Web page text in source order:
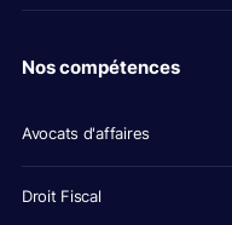
Nos compétences
Avocats d'affaires
Droit Fiscal